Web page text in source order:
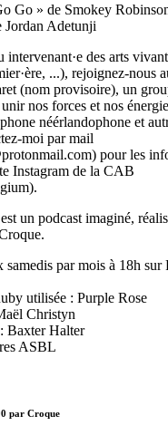
Go » de Smokey
Jordan Adetunji
intervenant·e des arts
...), rejoignez-nous
(nom provisoire), un
nos forces et nos
néérlandophone et
moi par mail
pour les
Instagram de la CAB
un podcast imaginé,
samedis par mois à 18h sur
utilisée : Purple Rose
Christyn
Baxter Halter
ASBL
par Croque